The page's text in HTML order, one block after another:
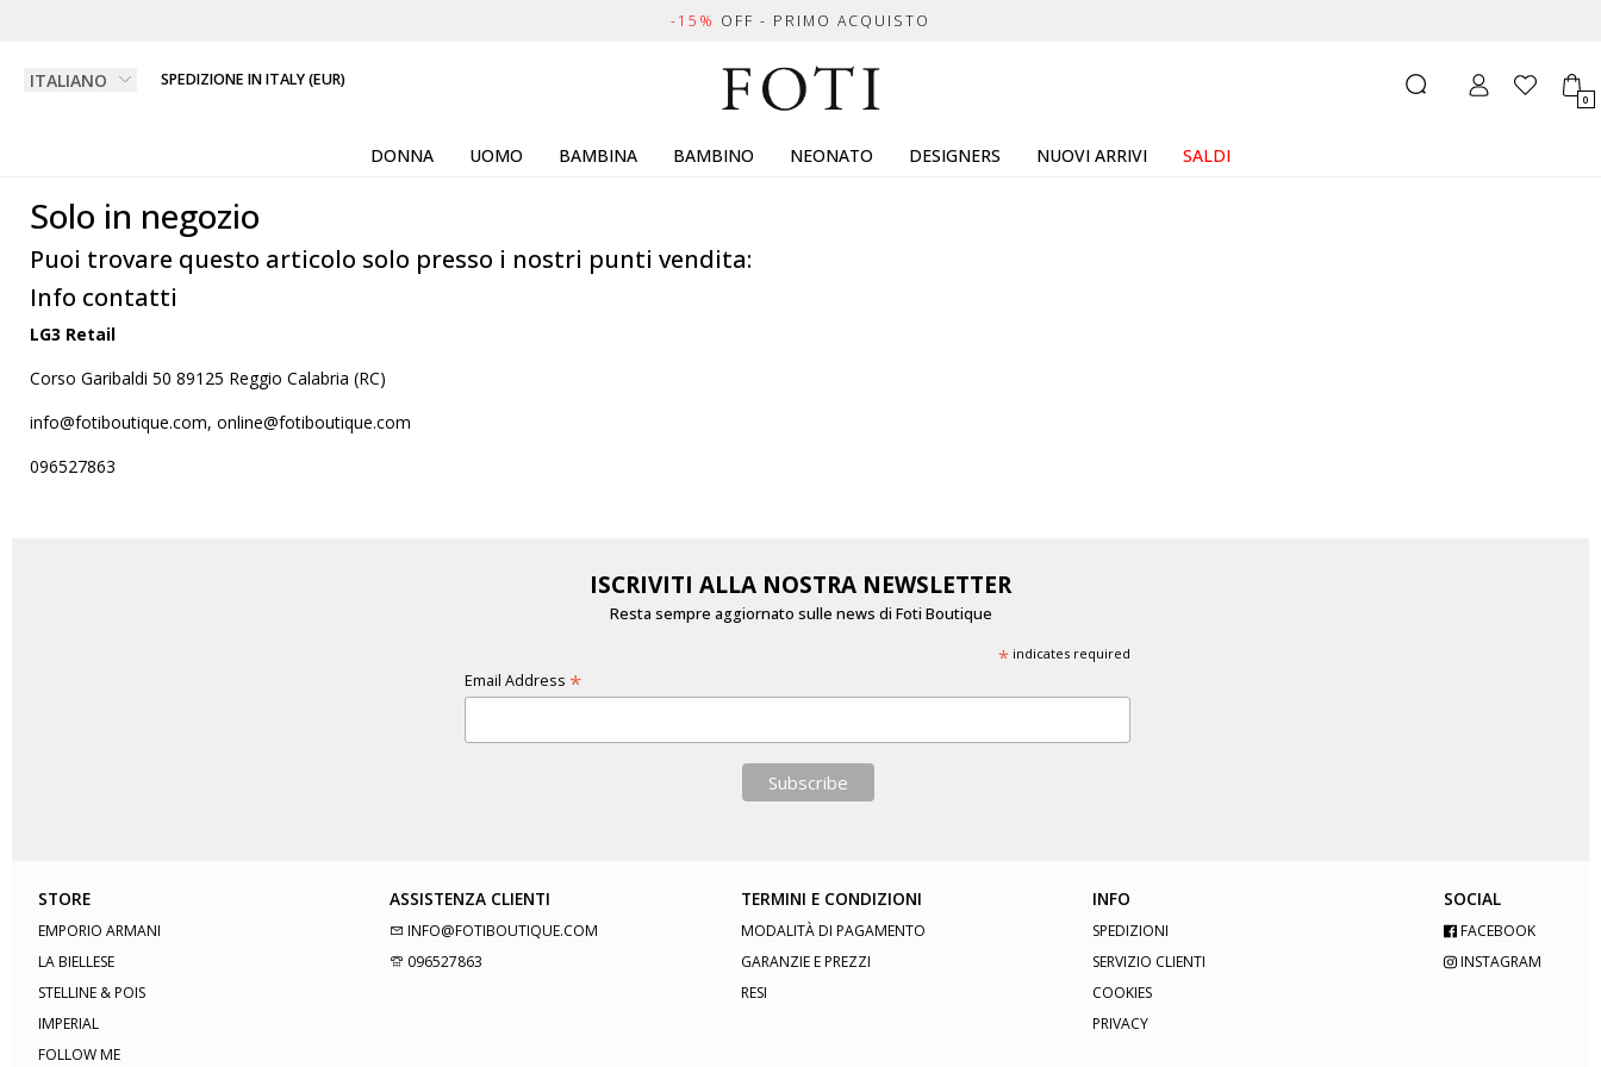
-15% OFF - PRIMO ACQUISTO
SPEDIZIONE IN ITALY (EUR)
0
DONNA UOMO BAMBINA BAMBINO NEONATO DESIGNERS NUOVI ARRIVI SALDI
Solo in negozio
Puoi trovare questo articolo solo presso i nostri punti vendita:
Info contatti
LG3 Retail
Corso Garibaldi 50 89125 Reggio Calabria (RC)
info@fotiboutique.com, online@fotiboutique.com
096527863
ISCRIVITI ALLA NOSTRA NEWSLETTER
Resta sempre aggiornato sulle news di Foti Boutique
*indicates required
Email Address *
STORE
EMPORIO ARMANI
LA BIELLESE
STELLINE & POIS
IMPERIAL
FOLLOW ME
ASSISTENZA CLIENTI
INFO@FOTIBOUTIQUE.COM
096527863
TERMINI E CONDIZIONI
MODALITÀ DI PAGAMENTO
GARANZIE E PREZZI
RESI
INFO
SPEDIZIONI
SERVIZIO CLIENTI
COOKIES
PRIVACY
SOCIAL
FACEBOOK
INSTAGRAM